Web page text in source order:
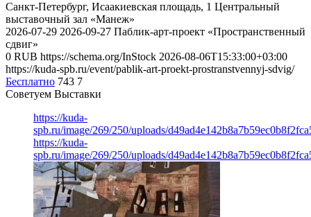
Санкт-Петербург, Исаакиевская площадь, 1 Центральный
выставочный зал «Манеж»
2026-07-29 2026-09-27 Паблик-арт-проект «Пространственный
сдвиг»
0 RUB https://schema.org/InStock 2026-08-06T15:33:00+03:00
https://kuda-spb.ru/event/pablik-art-proekt-prostranstvennyj-sdvig/
Бесплатно 743 7
Советуем Выставки
https://kuda-
spb.ru/image/269/250/uploads/
https://kuda-
spb.ru/image/269/250/uploads/